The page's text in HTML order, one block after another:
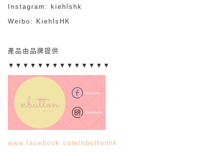
Instagram: kiehlshk
Weibo: KiehlsHK
產品由品牌提供
▼▼▼▼▼▼▼▼▼▼▼▼▼▼
www.facebook.com/nbuttonhk